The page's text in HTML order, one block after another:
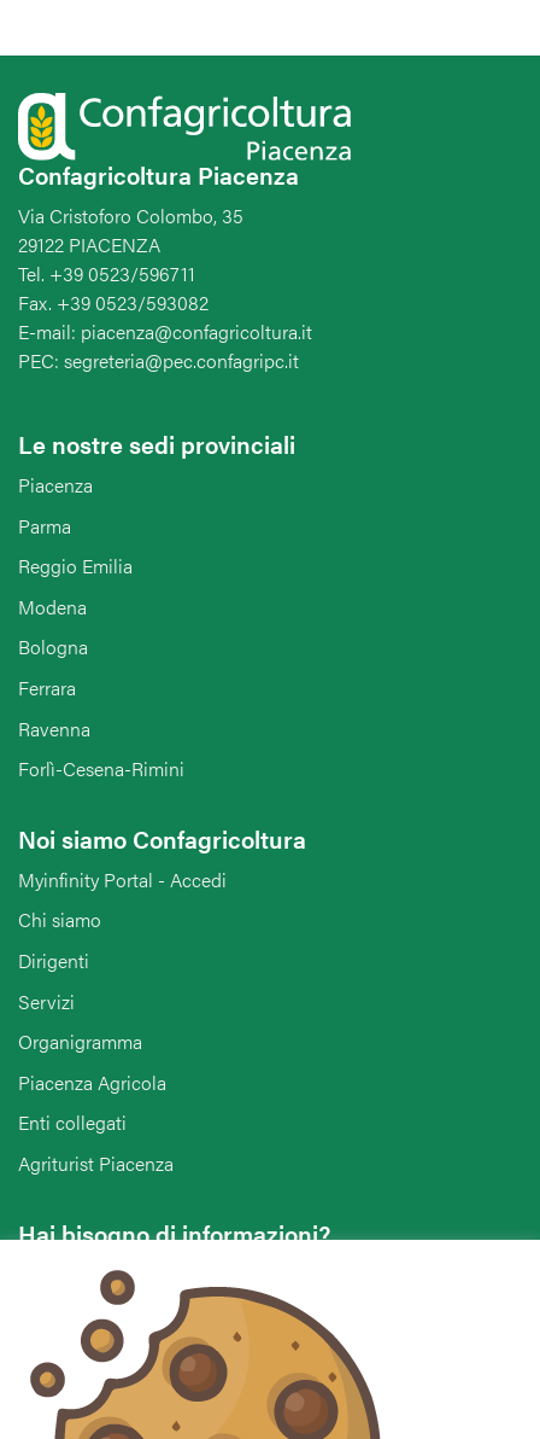
Confagricoltura Piacenza
Via Cristoforo Colombo, 35
29122 PIACENZA
Tel. +39 0523/596711
Fax. +39 0523/593082
E-mail: piacenza@confagricoltura.it
PEC: segreteria@pec.confagripc.it
Le nostre sedi provinciali
Piacenza
Parma
Reggio Emilia
Modena
Bologna
Ferrara
Ravenna
Forlì-Cesena-Rimini
Noi siamo Confagricoltura
Myinfinity Portal - Accedi
Chi siamo
Dirigenti
Servizi
Organigramma
Piacenza Agricola
Enti collegati
Agriturist Piacenza
Hai bisogno di informazioni?
Vuoi contattarci per ricevere assistenza, lasciare un
commento o chiedere informazioni?
CONTATTACI